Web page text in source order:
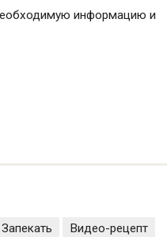
информацию и
Запекать
Видео-рецепт